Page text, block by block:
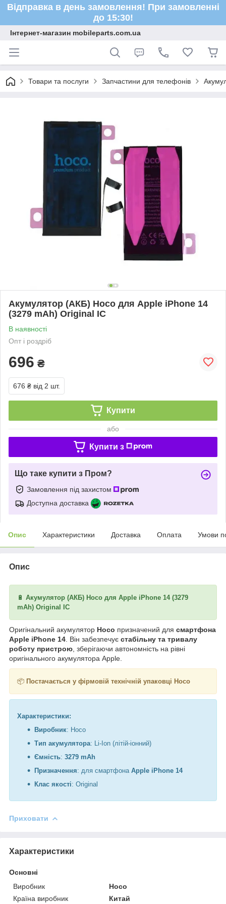
Відправка в день замовлення! При замовленні
до 15:30!
Інтернет-магазин mobileparts.com.ua
Товари та послуги Запчастини для телефонів
Акумулятор (АКБ) Hoco для Apple iPhone 14
(3279 mAh) Original IC
В наявності
Опт і роздріб
696 ₴
676 ₴ від 2 шт.
Купити
або
Купити з
Що таке купити з Пром?
Замовлення під захистом
Доступна доставка
Опис Характеристики Доставка Оплата Умови
Опис
🔋 Акумулятор (АКБ) Hoco для Apple iPhone 14 (3279
mAh) Original IC
Оригінальний акумулятор Hoco призначений для смартфона
Apple iPhone 14 . Він забезпечує стабільну та тривалу
роботу пристрою , зберігаючи автономність на рівні
оригінального акумулятора Apple.
📦 Постачається у фірмовій технічній упаковці Hoco
Характеристики:
Виробник: Hoco
Тип акумулятора: Li-Ion (літій-іонний)
Ємність: 3279 mAh
Призначення: для смартфона Apple iPhone 14
Клас якості: Original
Приховати
Характеристики
Основні
Виробник
Hoco
Країна виробник
Китай